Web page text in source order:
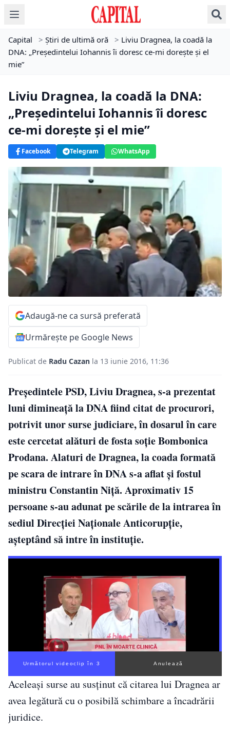
Capital > Știri de ultimă oră > Liviu Dragnea, la coadă la
DNA: „Preşedintelui Iohannis îi doresc ce-mi doreşte şi el
mie”
Liviu Dragnea, la coadă la DNA:
„Preşedintelui Iohannis îi doresc
ce-mi doreşte şi el mie”
Facebook Telegram WhatsApp
Adaugă-ne ca sursă preferată
Urmărește pe Google News
Publicat de Radu Cazan la 13 iunie 2016, 11:36
Preşedintele PSD, Liviu Dragnea, s-a prezentat
luni dimineaţă la DNA fiind citat de procurori,
potrivit unor surse judiciare, în dosarul în care
este cercetat alături de fosta soţie Bombonica
Prodana. Alaturi de Dragnea, la coada formată
pe scara de intrare în DNA s-a aflat şi fostul
ministru Constantin Niţă. Aproximativ 15
persoane s-au adunat pe scările de la intrarea în
sediul Direcţiei Naţionale Anticorupţie,
aşteptând să intre în instituţie.
Următorul videoclip în 2 Anulează
Aceleaşi surse au susţinut că citarea lui Dragnea ar
avea legătură cu o posibilă schimbare a încadrării
juridice.